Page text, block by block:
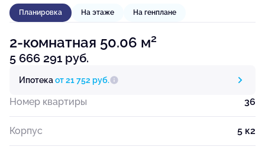
Планировка На этаже На генплане
2-комнатная 50.06 м2
5 666 291 руб.
Ипотекаот 21 752 руб.
Номер квартиры 36
Корпус 5 к2